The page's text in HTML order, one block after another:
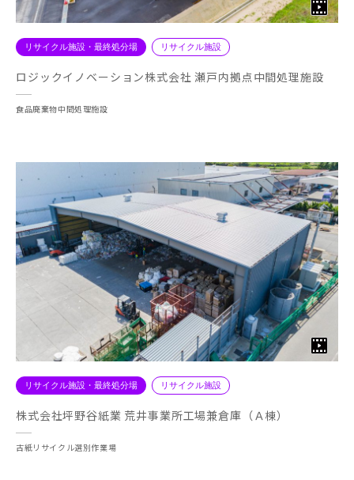
リサイクル施設・最終処分場 リサイクル施設
ロジックイノベーション株式会社 瀬戸内拠点中間処理施設
食品廃棄物中間処理施設
リサイクル施設・最終処分場 リサイクル施設
株式会社坪野谷紙業 荒井事業所工場兼倉庫（Ａ棟）
古紙リサイクル選別作業場